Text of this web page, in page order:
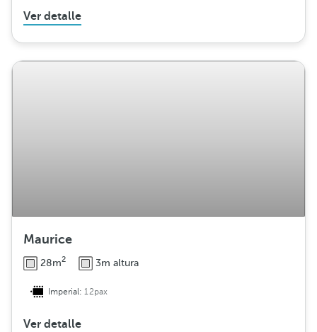
Ver detalle
Maurice
28m2 3m altura
Imperial:12pax
Ver detalle